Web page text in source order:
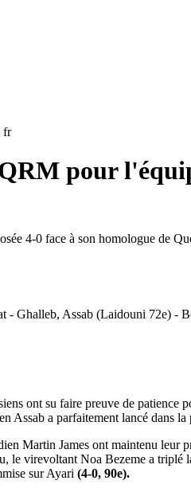
fr
pour
4-0 face à son homologue de
- Ghalleb, Assab (Laidouni 72e)
ont su faire preuve de
Assab a parfaitement lancé dans
Martin James ont maintenu
le virevoltant Noa Bezeme a triplé
sur Ayari (4-0, 90e).